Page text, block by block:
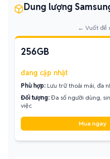
Dung lượng
← Vuốt để
256GB
đang cập nhật
Phù hợp: Lưu trữ thoải mái, đa
Đối tượng: Đa số người dùng,
việc
Mua ngay